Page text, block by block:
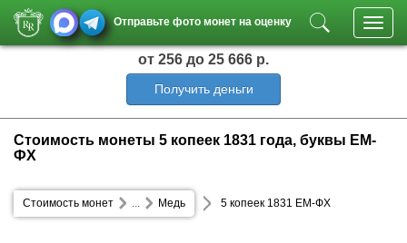
Отправьте фото монет на оценку
от 256 до 25 666 р.
Получить деньги
Стоимость монеты 5 копеек 1831 года, буквы ЕМ-
ФХ
Стоимость монет Медь
... 5 копеек 1831 ЕМ-ФХ